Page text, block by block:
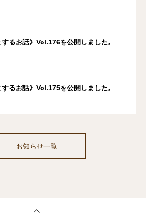
するお話》Vol.176を公開しました。
するお話》Vol.175を公開しました。
お知らせ一覧